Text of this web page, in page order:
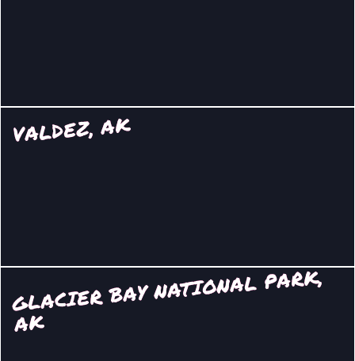
VALDEZ, AK
GLACIER BAY NATIONAL PARK,
AK